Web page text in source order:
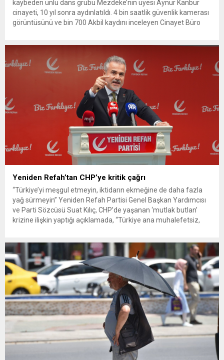
kaybeden ünlü dans grubu Mezdeke’nin üyesi Aynur Kanbur
cinayeti, 10 yıl sonra aydınlatıldı. 4 bin saatlik güvenlik kamerası
görüntüsünü ve bin 700 Akbil kaydını inceleyen Cinayet Büro
Yeniden Refah’tan CHP’ye kritik çağrı
“Türkiye’yi meşgul etmeyin, iktidarın ekmeğine de daha fazla
yağ sürmeyin” Yeniden Refah Partisi Genel Başkan Yardımcısı
ve Parti Sözcüsü Suat Kılıç, CHP’de yaşanan ‘mutlak butlan’
krizine ilişkin yaptığı açıklamada, “Türkiye ana muhalefetsiz,
olun. Türkiye’yi...